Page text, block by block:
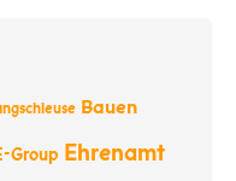
Bauen
Group Ehrenamt